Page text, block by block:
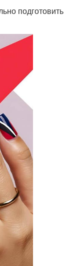
подготовить